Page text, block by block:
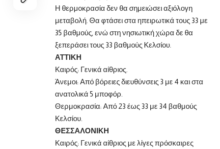
Η θερμοκρασία δεν θα σημειώσει αξιόλογη
μεταβολή. Θα φτάσει στα ηπειρωτικά τους 33 με
35 βαθμούς, ενώ στη νησιωτική χώρα δε θα
ξεπεράσει τους 33 βαθμούς Κελσίου.
ΑΤΤΙΚΗ
Καιρός: Γενικά αίθριος.
Άνεμοι: Από βόρειες διευθύνσεις 3 με 4 και στα
ανατολικά 5 μποφόρ.
Θερμοκρασία: Από 23 έως 33 με 34 βαθμούς
Κελσίου.
ΘΕΣΣΑΛΟΝΙΚΗ
Καιρός: Γενικά αίθριος με λίγες πρόσκαιρες